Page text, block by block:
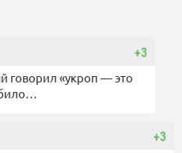
+3
говорил «укроп — это
+3